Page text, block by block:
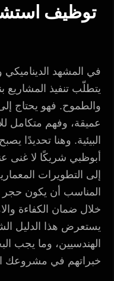
توظيف
في المشهد
يتطلّب تنفيذ
والطموح. فهو يحتاج
عميقة، وفهم متكامل
البيئية. وهنا تحديدًا
أبوظبي شريكًا لا غنى
إلى التطويرات
المناسب أن يكون
خلال ضمان الكفاءة
يستعرض هذا الدليل
الهندسيين، وما يجب
خبراتهم في مشروعك